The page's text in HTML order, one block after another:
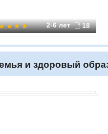
2-6 лет 18
и здоровый